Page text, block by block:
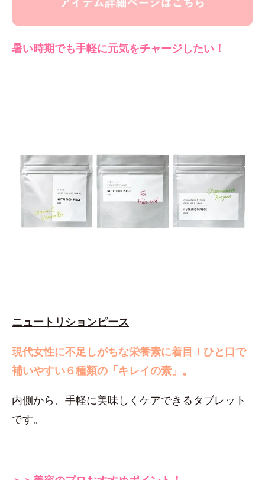
暑い時期でも手軽に元気をチャージしたい！
ニュートリションピース
現代女性に不足しがちな栄養素に着目！ ひと口で
補いやすい６種類の「キレイの素」。
内側から、手軽に美味しくケアできるタブレット
です。